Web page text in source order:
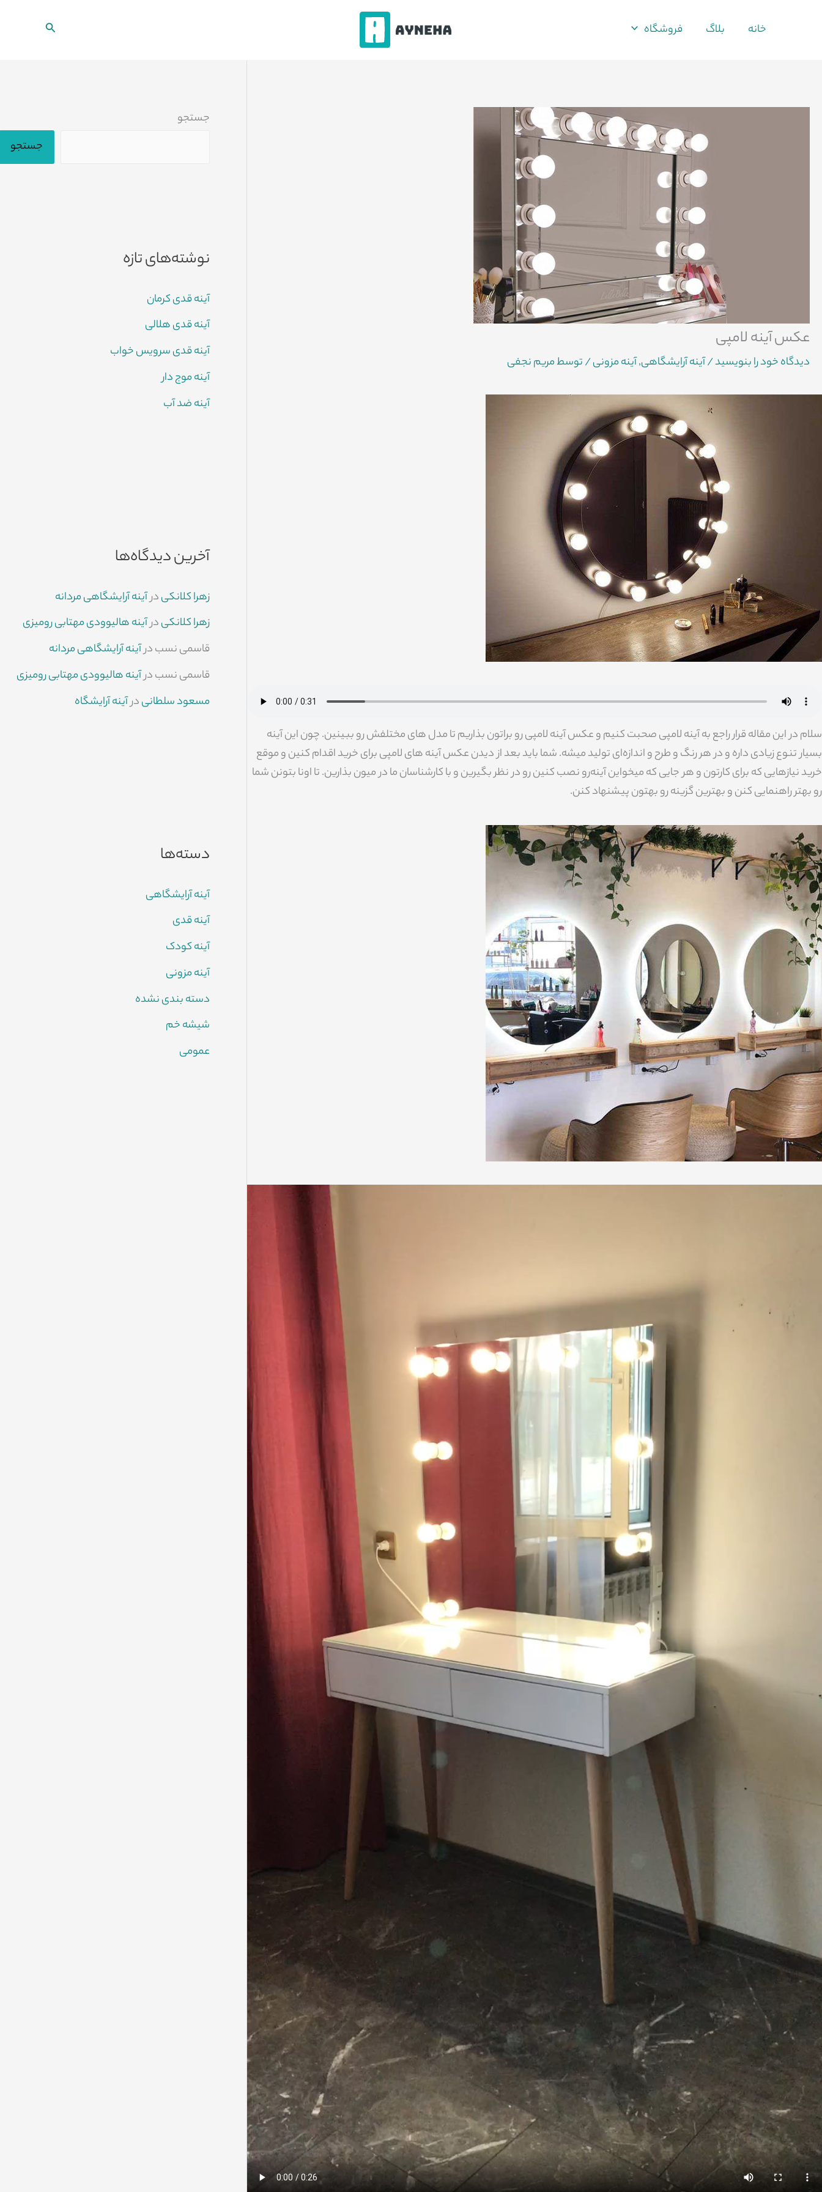
خانه بلاگ فروشگاه جستجو
عکس آینه لامپی
دیدگاه‌ خود را بنویسید/آینه آرایشگاهی,آینه مزونی/ توسطمریم نجفی
سلام در این مقاله قرار راجع به آینه لامپی صحبت کنیم و عکس آینه لامپی رو براتون بذاریم تا مدل های مختلفش رو ببینین. چون این آینه
بسیار تنوع زیادی داره و در هر رنگ و طرح و اندازه‌ای تولید میشه. شما باید بعد از دیدن عکس آینه های لامپی برای خرید اقدام کنین و موقع
خرید نیازهایی که برای کارتون و هر جایی که میخواین آینه‌رو نصب کنین رو در نظر بگیرین و با کارشناسان ما در میون بذارین. تا اونا بتونن شما
رو بهتر راهنمایی کنن و بهترین گزینه رو بهتون پیشنهاد کنن.
جستجو
جستجو
نوشته‌های تازه
آینه قدی کرمان
آینه قدی هلالی
آینه قدی سرویس خواب
آینه موج دار
آینه ضد آب
آخرین دیدگاه‌ها
زهرا کلانکیدرآینه آرایشگاهی مردانه
زهرا کلانکیدرآینه هالیوودی مهتابی رومیزی
قاسمی نسبدرآینه آرایشگاهی مردانه
قاسمی نسبدرآینه هالیوودی مهتابی رومیزی
مسعود سلطانیدرآینه آرایشگاه
دسته‌ها
آینه آرایشگاهی
آینه قدی
آینه کودک
آینه مزونی
دسته بندی نشده
شیشه خم
عمومی